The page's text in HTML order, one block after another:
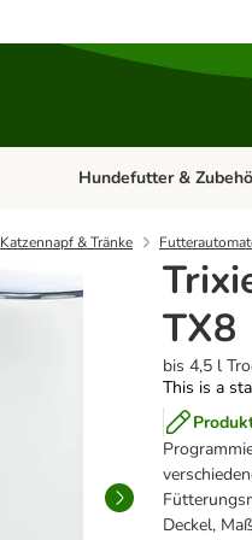
Kategorie-Menü öffnen:
Hundefutter &
Katzennapf & Tränke
TX8
bis 4,5 l
This is a
Deckel,